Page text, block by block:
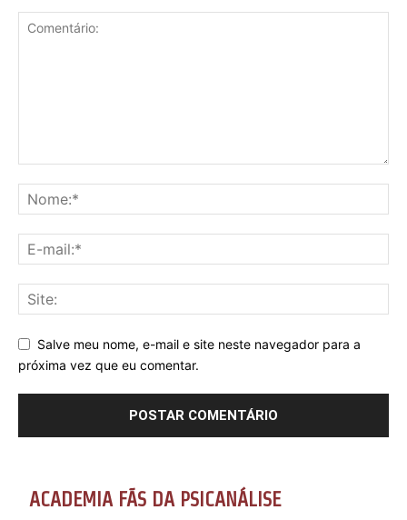
Salve meu nome, e-mail e site neste navegador para a
próxima vez que eu comentar.
ACADEMIA FÃS DA PSICANÁLISE